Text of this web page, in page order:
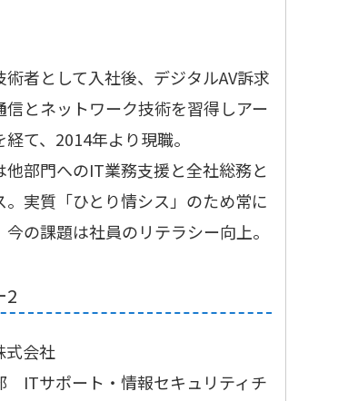
術者として入社後、デジタルAV訴求
信とネットワーク技術を習得しアー
て、2014年より現職。
他部門へのIT業務支援と全社総務と
。実質「ひとり情シス」のため常に
の課題は社員のリテラシー向上。
2
式会社
ITサポート・情報セキュリティチ